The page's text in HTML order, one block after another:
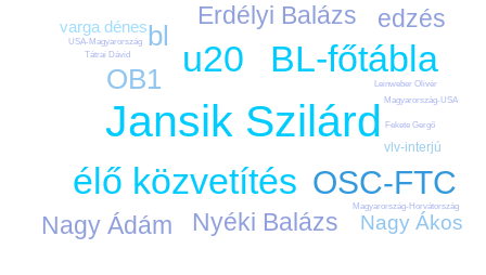
Jansik Szilárd
BL-főtábla
u20
élő közvetítés OSC-FTC
bl
OB1
edzés
Erdélyi Balázs
Nagy Ádám Nyéki Balázs Nagy Ákos
varga dénes
vlv-interjú
Fekete Gergő
Leinweber Olivér
Magyarország-Horvátország
Magyarország-USA
Tátrai Dávid
USA-Magyarország